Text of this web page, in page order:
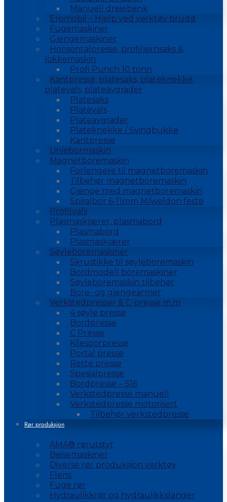
Manuell dreiebenk
Eromobil – Hjelp ved verktøy brudd
Fugemaskiner
Gjengemaskiner
Horisontalpresse, profiljernsaks &
lokkemaskin
Profi Punch 10 tonn
Kantpresse, platesaks, plateknekke,
platevals, plateavgrader
Platesaks
Platevals
Plateavgrader
Plateknekke / Svingbukke
Kantpresse
Linjebormaskin
Magnetboremaskin
Forlengere til magnetboremaskin
Tilbehør magnetboremaskin
Gjenge med magnetboremaskin
Spiralbor 6-11mm M/weldon feste
Profilvals
Plasmaskjærer, plasmabord
Plasmabord
Plasmaskjærer
Søyleboremaskiner
Skrustikke til søyleboremaskin
Bordmodell boremaskiner
Søyleboremaskin tilbehør
Bore- og gjengearmer
Verkstedpresser & C-presse m.m
4 søyle presse
Bordpresse
C Presse
Kilesporpresse
Portal presse
Rette presse
Spesialpresse
Bordpresse – S16
Verkstedpresse manuell
Verkstedpresse motorisert
Tilbehør verkstedpresse
Rør produksjon
AMA® rørutstyr
Beisemaskiner
Diverse rør produksjon verktøy
Flens
Fuge rør
Hydraulikkrør og hydraulikkslanger